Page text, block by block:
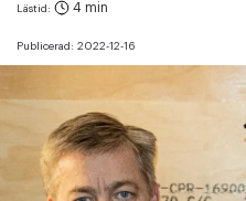
Publicerad: 2022-12-16
Lästid: 4 min